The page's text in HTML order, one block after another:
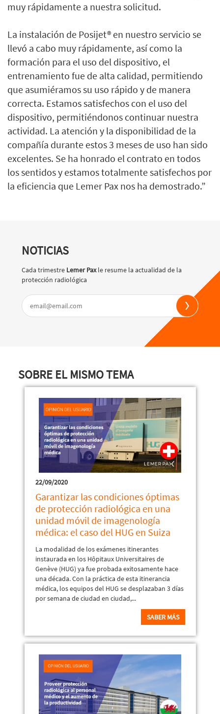
muy rápidamente a nuestra solicitud.
La instalación de Posijet® en nuestro servicio se
llevó a cabo muy rápidamente, así como la
formación para el uso del dispositivo, el
entrenamiento fue de alta calidad, permitiendo
que asumiéramos su uso rápido y de manera
correcta. Estamos satisfechos con el uso del
dispositivo, permitiéndonos continuar nuestra
actividad. La atención y la disponibilidad de la
compañía durante estos 3 meses de uso han sido
excelentes. Se ha honrado el contrato en todos
los sentidos y estamos totalmente satisfechos por
la eficiencia que Lemer Pax nos ha demostrado.”
NOTICIAS
Cada trimestre Lemer Paxle resume la actualidad de la
protección radiológica
SOBRE EL MISMO TEMA
22/09/2020
Garantizar las condiciones óptimas
de protección radiológica en una
unidad móvil de imagenología
médica: el caso del HUG en Suiza
La modalidad de los exámenes itinerantes
instaurada en los Hôpitaux Universitaires de
Genève (HUG) ya fue probada exitosamente hace
una década. Con la práctica de esta itinerancia
médica, los equipos del HUG se desplazaban 3 días
por semana de ciudad en ciudad,...
SABER MÁS